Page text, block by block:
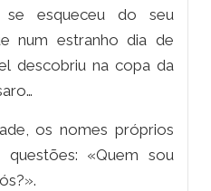
se esqueceu do seu
num estranho dia de
descobriu na copa da
os nomes próprios
«Quem sou